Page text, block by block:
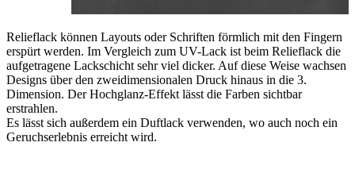
Relieflack können Layouts oder Schriften förmlich mit den Fingern
erspürt werden. Im Vergleich zum UV-Lack ist beim Relieflack die
aufgetragene Lackschicht sehr viel dicker. Auf diese Weise wachsen
Designs über den zweidimensionalen Druck hinaus in die 3.
Dimension. Der Hochglanz-Effekt lässt die Farben sichtbar
erstrahlen.
Es lässt sich außerdem ein Duftlack verwenden, wo auch noch ein
Geruchserlebnis erreicht wird.